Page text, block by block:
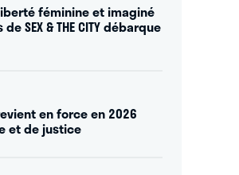
féminine et imaginé
SEX & THE CITY débarque
revient en force en 2026
et de justice